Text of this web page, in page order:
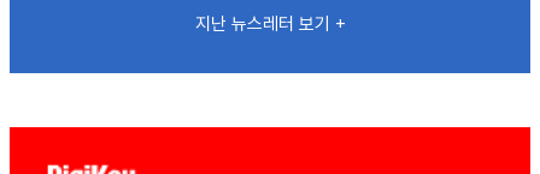
지난 뉴스레터 보기 +